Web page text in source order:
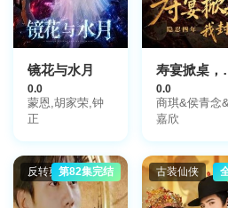
镜花与水月
0.0
蒙恩,胡家荣,钟
正
寿宴
0.0
商琪&侯青念
嘉欣
反转爽剧第82集完结 古装仙侠